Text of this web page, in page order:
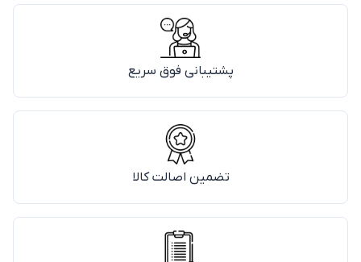
پشتیبانی فوق سریع
تضمین اصالت کالا